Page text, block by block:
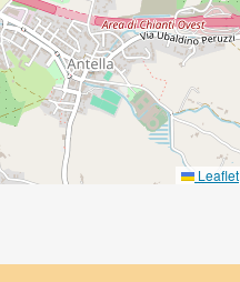
Leaflet